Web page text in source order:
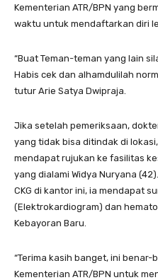
Kementerian ATR/BPN yang
waktu untuk mendaftarkan diri
“Buat Teman-teman yang lain
Habis cek dan alhamdulilah
tutur Arie Satya Dwipraja.
Jika setelah pemeriksaan,
yang tidak bisa ditindak di
mendapat rujukan ke fasilitas
yang dialami Widya Nuryana
CKG di kantor ini, ia mendapat
(Elektrokardiogram) dan
Kebayoran Baru.
“Terima kasih banget, ini
Kementerian ATR/BPN untuk